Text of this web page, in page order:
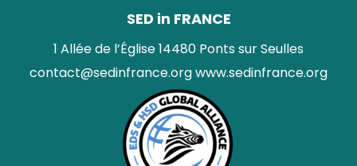
SED in FRANCE
1 Allée de l’Église 14480 Ponts sur Seulles
contact@sedinfrance.orgwww.sedinfrance.org